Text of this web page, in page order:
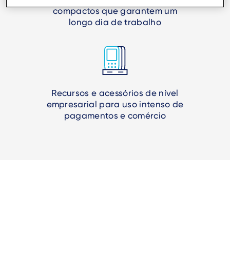
compactos que garantem um
longo dia de trabalho
Recursos e acessórios de nível
empresarial para uso intenso de
pagamentos e comércio